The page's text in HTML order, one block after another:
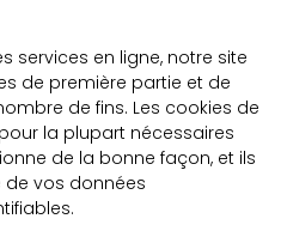
services en ligne, notre site
de première partie et de
de fins. Les cookies de
la plupart nécessaires
de la bonne façon, et ils
de vos données